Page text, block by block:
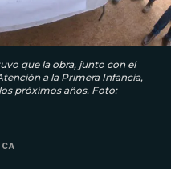
que la obra, junto con el
a la Primera Infancia,
próximos años. Foto: